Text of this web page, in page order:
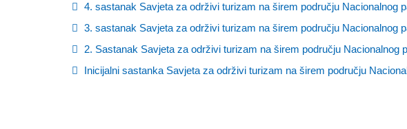
4. sastanak Savjeta za održivi turizam na širem području Nacionalnog
3. sastanak Savjeta za održivi turizam na širem području Nacionalnog
2. Sastanak Savjeta za održivi turizam na širem području Nacionalnog
Inicijalni sastanka Savjeta za održivi turizam na širem području